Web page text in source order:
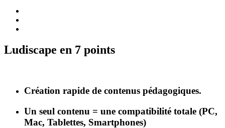
Ludiscape en 7 points
Création rapide de contenus pédagogiques.
Un seul contenu = une compatibilité totale (PC,
Mac, Tablettes, Smartphones)